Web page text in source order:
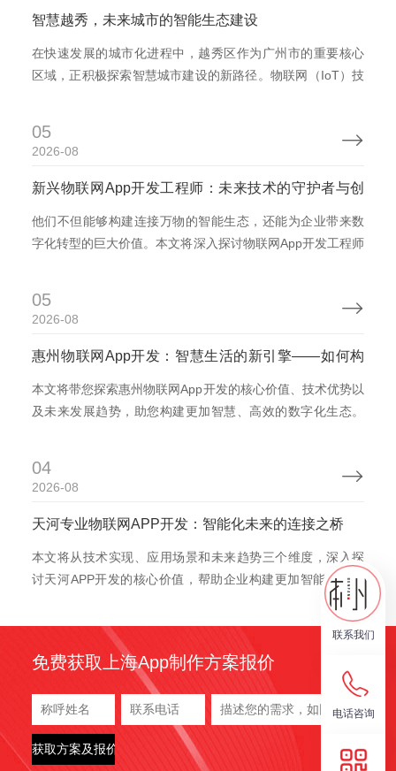
联系我们
电话咨询
智慧越秀，未来城市的智能生态建设
在快速发展的城市化进程中，越秀区作为广州市的重要核心
区域，正积极探索智慧城市建设的新路径。物联网（IoT）技
APP的开发，将成为推动区域经济、提升居民生活质量、实
05
2026-08 
新兴物联网App开发工程师：未来技术的守护者与创
造者
他们不但能够构建连接万物的智能生态，还能为企业带来数
字化转型的巨大价值。本文将深入探讨物联网App开发工程师
App开发的核心价值与技术基础 1.物联网App开发的“连接万
05
2026-08 
惠州物联网App开发：智慧生活的新引擎——如何构
建未来的数字化生态
本文将带您探索惠州物联网App开发的核心价值、技术优势以
及未来发展趋势，助您构建更加智慧、高效的数字化生态。
高峰，正在重塑产业链、改变消费模式，并为企业和个人带
04
2026-08 
天河专业物联网APP开发：智能化未来的连接之桥
本文将从技术实现、应用场景和未来趋势三个维度，深入探
讨天河APP开发的核心价值，帮助企业构建更加智能、高效
的物联网生态。 天河物联网APP开发的技术基础与核心优势
1.1物联网APP开发的核心架构 物联网APP开发是物联网系统
的“神经中枢”，通过集成传感器、通信协议、云端数据处理和
用户界面，实现设备与人机交互的智...
免费获取上海App制作方案报价